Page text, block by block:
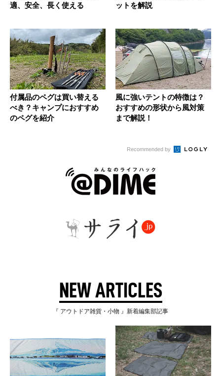
適、安全、長く使える
ットを解説
付属品のペグは買い替える
べき？キャンプにおすすめ
のペグを紹介
風に強いテントの特徴は？
おすすめの形状から風対策
まで解説！
Recommended by
NEW ARTICLES
『 アウトドア雑貨・小物 』新着編集部記事